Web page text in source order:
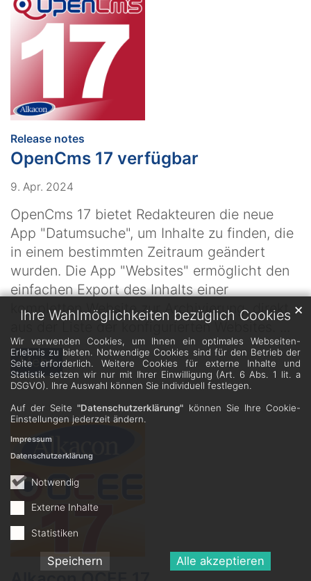
Ihre Wahlmöglichkeiten bezüglich Cookies
Wir verwenden Cookies, um Ihnen ein optimales Webseiten-
Erlebnis zu bieten. Notwendige Cookies sind für den Betrieb der
Seite erforderlich. Weitere Cookies für externe Inhalte und
Statistik setzen wir nur mit Ihrer Einwilligung (Art. 6 Abs. 1 lit. a
DSGVO). Ihre Auswahl können Sie individuell festlegen.
Auf der Seite"Datenschutzerklärung" können Sie Ihre Cookie-
Einstellungen jederzeit ändern.
Notwendig
Externe Inhalte
Statistiken
Speichern Alle akzeptieren
✕
Impressum
Datenschutzerklärung
Release notes
OpenCms 17 verfügbar
9. Apr. 2024
OpenCms 17 bietet Redakteuren die neue
App "Datumsuche", um Inhalte zu finden, die
in einem bestimmten Zeitraum geändert
wurden. Die App "Websites" ermöglicht den
einfachen Export des Inhalts einer
kompletten Website zur Archivierung, direkt
aus der Liste der konfigurierten Websites. ...
Mehr